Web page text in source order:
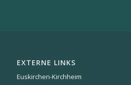
EXTERNE LINKS
Euskirchen-Kirchheim